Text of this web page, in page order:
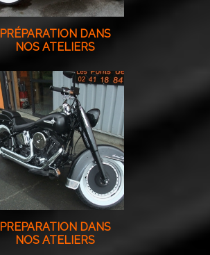
PRÉPARATION DANS
NOS ATELIERS
PREPARATION DANS
NOS ATELIERS